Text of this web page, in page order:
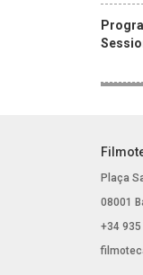
Plaça
08001
+34